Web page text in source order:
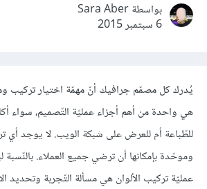
بواسطة Sara Aber
6 سبتمبر 2015
يُدرك كل مصمّم جرافيك أنّ مهمّة اختيار تركيب
هي واحدة من أهم أجزاء عمليّة التّصميم، سواء
للطّباعة أم للعرض على شبكة الويب. لا يوجد أي
وموحّدة بإمكانها أن ترضي جميع العملاء.
عمليّة تركيب الألوان هي مسألة التّجربة وتحديد